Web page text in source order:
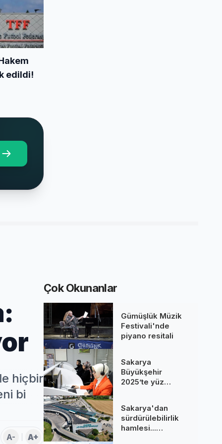
edildi!
hiçbir
bi
A- A+
Çok Okunanlar
Gümüşlük Müzik
Festivali'nde
piyano resitali
Sakarya
Büyükşehir
2025’te yüz
çağrı cevaplandı
Sakarya'dan
sürdürülebilirlik
hamlesi...